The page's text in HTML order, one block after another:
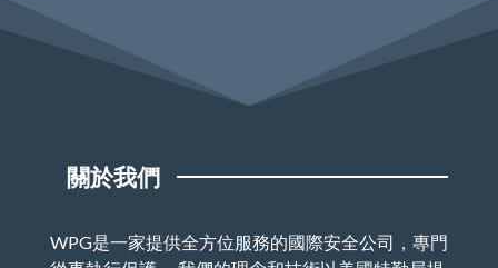
關於我們
WPG是一家提供全方位服務的國際安全公司，專門